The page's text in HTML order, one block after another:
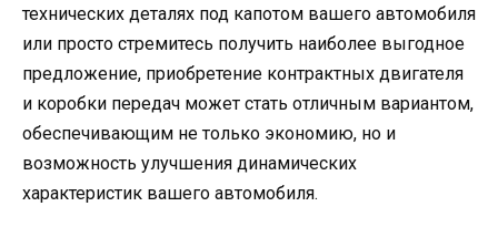
технических деталях под капотом вашего автомобиля
или просто стремитесь получить наиболее выгодное
предложение, приобретение контрактных двигателя
и коробки передач может стать отличным вариантом,
обеспечивающим не только экономию, но и
возможность улучшения динамических
характеристик вашего автомобиля.